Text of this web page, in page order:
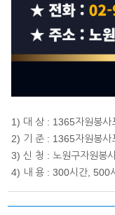
1) 대 상 : 1365자원봉사
2) 기 준 : 1365자원봉사
3) 신 청 : 노원구자원봉
4) 내 용 : 300시간, 500